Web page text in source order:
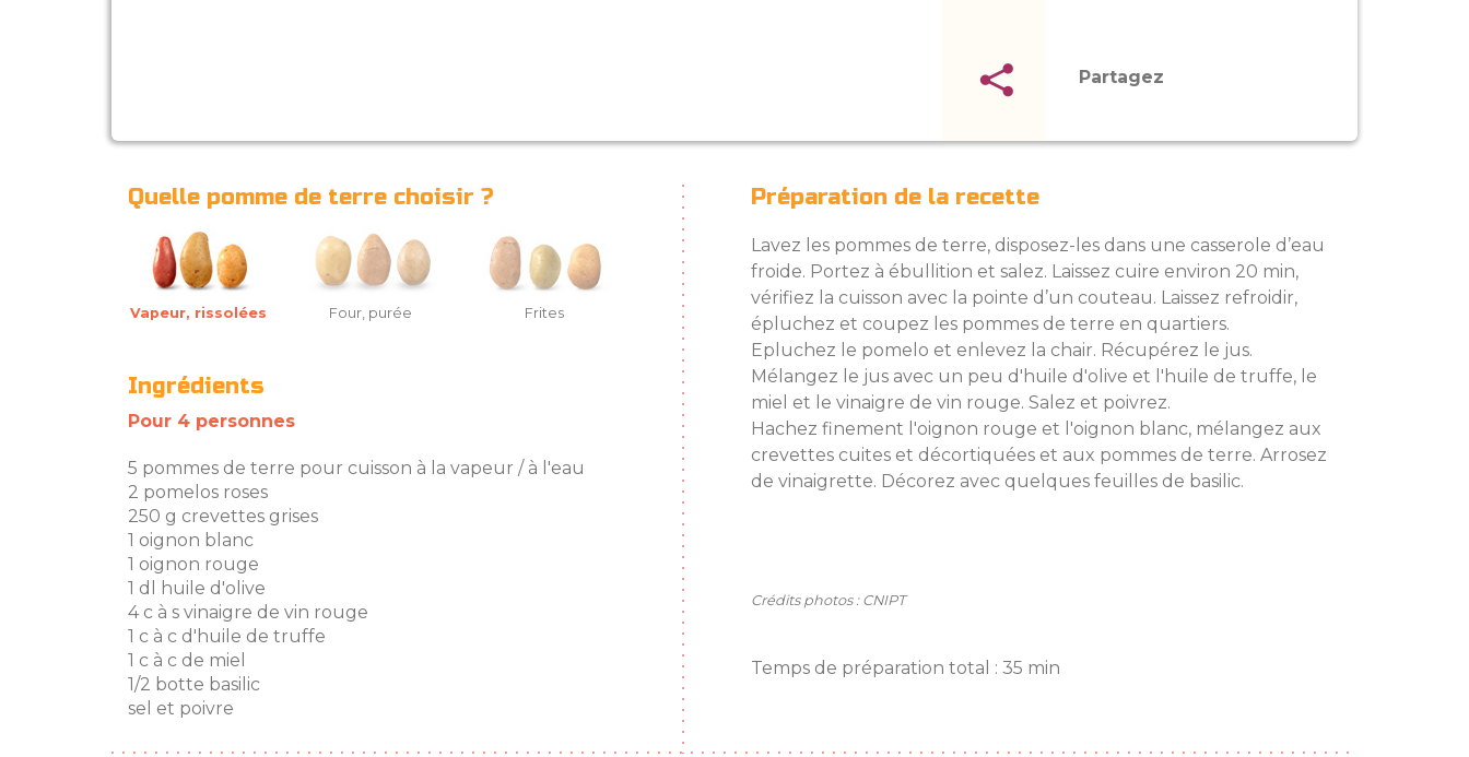
Partagez
Quelle pomme de terre choisir ?
Vapeur, rissolées Four, purée Frites
Ingrédients
Pour 4 personnes
5 pommes de terre pour cuisson à la vapeur / à l'eau
2 pomelos roses
250 g crevettes grises
1 oignon blanc
1 oignon rouge
1 dl huile d'olive
4 c à s vinaigre de vin rouge
1 c à c d'huile de truffe
1 c à c de miel
1/2 botte basilic
sel et poivre
Préparation de la recette
Lavez les pommes de terre, disposez-les dans une casserole d’eau
froide. Portez à ébullition et salez. Laissez cuire environ 20 min,
vérifiez la cuisson avec la pointe d’un couteau. Laissez refroidir,
épluchez et coupez les pommes de terre en quartiers.
Epluchez le pomelo et enlevez la chair. Récupérez le jus.
Mélangez le jus avec un peu d'huile d'olive et l'huile de truffe, le
miel et le vinaigre de vin rouge. Salez et poivrez.
Hachez finement l'oignon rouge et l'oignon blanc, mélangez aux
crevettes cuites et décortiquées et aux pommes de terre. Arrosez
de vinaigrette. Décorez avec quelques feuilles de basilic.
Crédits photos : CNIPT
Temps de préparation total : 35 min